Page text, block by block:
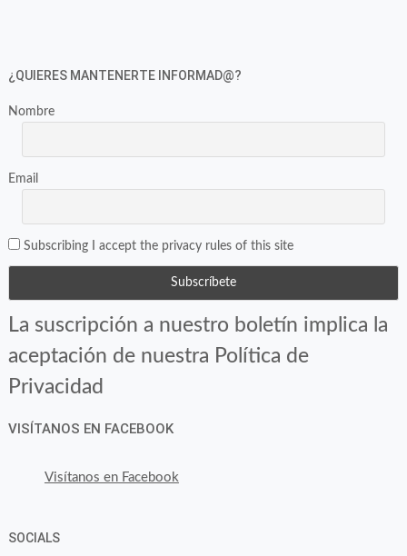
¿QUIERES MANTENERTE INFORMAD@?
Nombre
Email
Subscribing I accept the privacy rules of this site
La suscripción a nuestro boletín implica la
aceptación de nuestra Política de
Privacidad
VISÍTANOS EN FACEBOOK
Visítanos en Facebook
SOCIALS